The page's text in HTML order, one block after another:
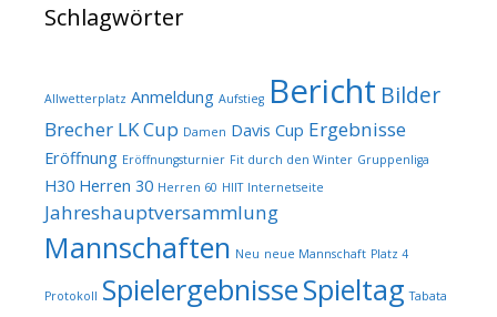
Schlagwörter
Allwetterplatz Anmeldung Aufstieg Bericht Bilder
Brecher LK Cup Damen Davis Cup Ergebnisse
Eröffnung Eröffnungsturnier Fit durch den Winter Gruppenliga
H30 Herren 30 Herren 60 HIIT Internetseite
Jahreshauptversammlung
Mannschaften Neu neue Mannschaft Platz 4
Protokoll SpielergebnisseSpieltag Tabata